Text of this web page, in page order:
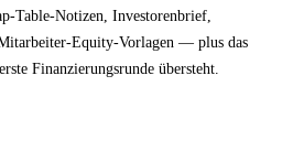
Table-Notizen, Investorenbrief,
Equity-Vorlagen — plus das
Finanzierungsrunde übersteht.